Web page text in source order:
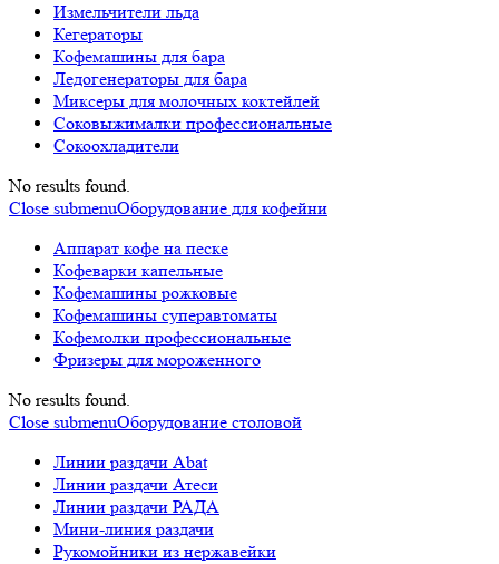
Измельчители льда
Кегераторы
Кофемашины для бара
Ледогенераторы для бара
Миксеры для молочных коктейлей
Соковыжималки профессиональные
Сокоохладители
No results found.
Close submenuОборудование для кофейни
Аппарат кофе на песке
Кофеварки капельные
Кофемашины рожковые
Кофемашины суперавтоматы
Кофемолки профессиональные
Фризеры для мороженного
No results found.
Close submenuОборудование столовой
Линии раздачи Abat
Линии раздачи Атеси
Линии раздачи РАДА
Мини-линия раздачи
Рукомойники из нержавейки